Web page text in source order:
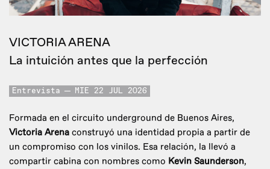
VICTORIA ARENA
La intuición antes que la perfección
Entrevista MIE 22 JUL 2026
Formada en el circuito underground de Buenos Aires,
Victoria Arena construyó una identidad propia a partir de
un compromiso con los vinilos. Esa relación, la llevó a
compartir cabina con nombres como Kevin Saunderson,